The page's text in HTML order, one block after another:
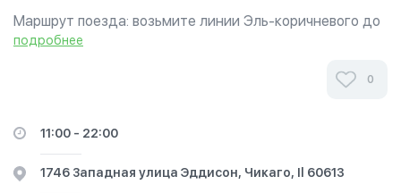
Маршрут поезда: возьмите линии Эль-коричневого до
Полины. Кафе Орхидея находится в самом сердце
предлагает лучшие блюда турецкой кухни в Чикаго. С...
подробнее
0
11:00 - 22:00
1746 Западная улица Эддисон, Чикаго, Il 60613